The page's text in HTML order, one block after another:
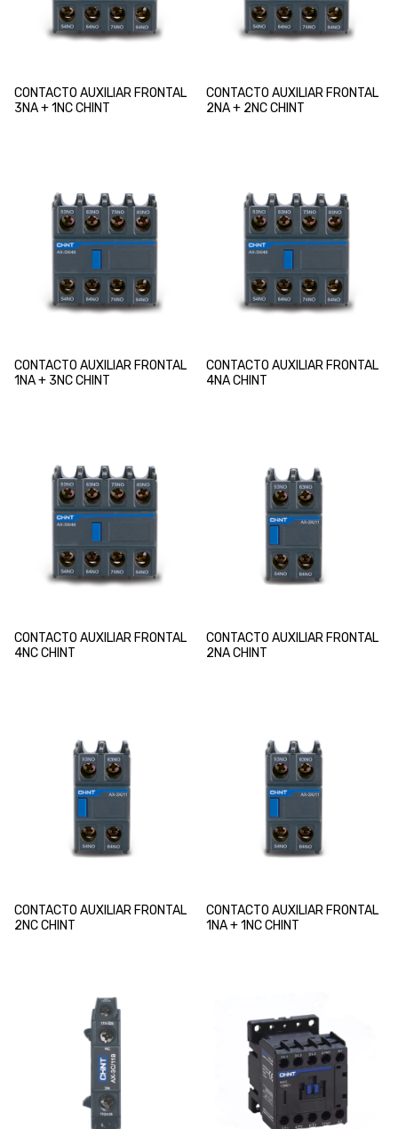
CONTACTO AUXILIAR FRONTAL
3NA + 1NC CHINT
CONTACTO AUXILIAR FRONTAL
2NA + 2NC CHINT
CONTACTO AUXILIAR FRONTAL
1NA + 3NC CHINT
CONTACTO AUXILIAR FRONTAL
4NA CHINT
CONTACTO AUXILIAR FRONTAL
4NC CHINT
CONTACTO AUXILIAR FRONTAL
2NA CHINT
CONTACTO AUXILIAR FRONTAL
2NC CHINT
CONTACTO AUXILIAR FRONTAL
1NA + 1NC CHINT